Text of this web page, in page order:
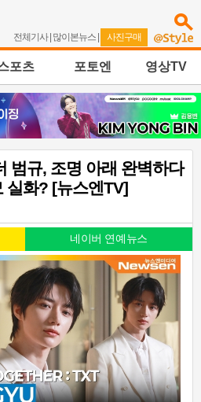
전체기사| 많이본뉴스 | 사진구매
포츠 포토엔 영상TV
범규, 조명 아래 완벽하다
실화? [뉴스엔TV]
네이버 연예뉴스